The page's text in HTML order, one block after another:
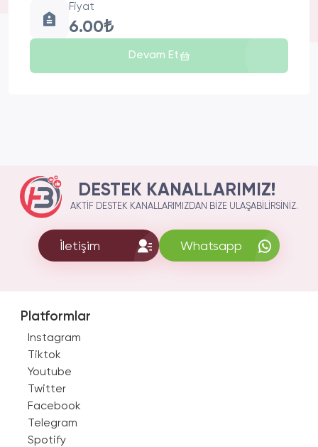
Fiyat
6.00₺
Devam Et
DESTEK KANALLARIMIZ!
AKTIF DESTEK KANALLARIMIZDAN BIZE ULAŞABILIRSINIZ.
İletişim Whatsapp
Platformlar
Instagram
Tiktok
Youtube
Twitter
Facebook
Telegram
Spotify